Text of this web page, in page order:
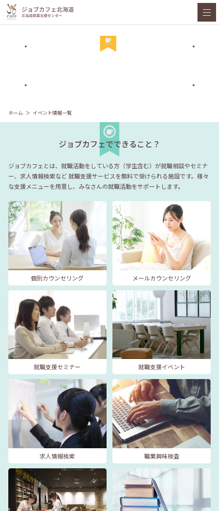
ホーム イベント情報一覧
ジョブカフェでできること？
ジョブカフェとは、就職活動をしている方（学生含む）が就職相談やセミナ
ー、求人情報検索など就職支援サービスを無料で受けられる施設です。様々
な支援メニューを用意し、みなさんの就職活動をサポートします。
個別カウンセリング メールカウンセリング
就職支援セミナー 就職支援イベント
求人情報検索 職業興味検査